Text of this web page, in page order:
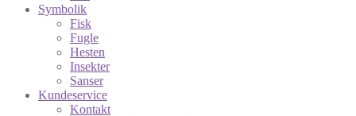
Symbolik
Fisk
Fugle
Hesten
Insekter
Sanser
Kundeservice
Kontakt